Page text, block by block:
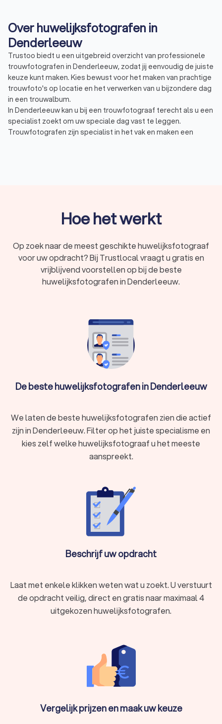
Over huwelijksfotografen in
Denderleeuw
Trustoo biedt u een uitgebreid overzicht van professionele
trouwfotografen in Denderleeuw, zodat jij eenvoudig de juiste
keuze kunt maken. Kies bewust voor het maken van prachtige
trouwfoto's op locatie en het verwerken van u bijzondere dag
in een trouwalbum.
In Denderleeuw kan u bij een trouwfotograaf terecht als u een
specialist zoekt om uw speciale dag vast te leggen.
Trouwfotografen zijn specialist in het vak en maken een
Het aanleveren van een trouwalbum met al het
beeldmateriaal
gevonden. De trouwfotografen in Denderleeuw hebben een
gemiddelde Trustlocal-score van een 9.1. Welke specialist u
ook kiest, via Trustlocalmaak je een goede keuze voor de
trouwfotograaf. We kunnen u ook helpen door direct
prijsopgaven aan te vragen bij verschillende trouwfotografen.
Hoe het werkt
Op zoek naar de meest geschikte huwelijksfotograaf
voor uw opdracht? Bij Trustlocal vraagt u gratis en
vrijblijvend voorstellen op bij de beste
huwelijksfotografen in Denderleeuw.
De beste huwelijksfotografen in Denderleeuw
We laten de beste huwelijksfotografen zien die actief
zijn in Denderleeuw. Filter op het juiste specialisme en
kies zelf welke huwelijksfotograaf u het meeste
aanspreekt.
Beschrijf uw opdracht
Laat met enkele klikken weten wat u zoekt. U verstuurt
de opdracht veilig, direct en gratis naar maximaal 4
uitgekozen huwelijksfotografen.
Vergelijk prijzen en maak uw keuze